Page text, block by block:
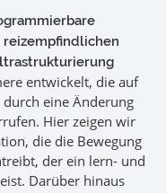
entwickelt, die auf
eine Änderung
Hier zeigen wir
die die Bewegung
der ein lern- und
Darüber hinaus